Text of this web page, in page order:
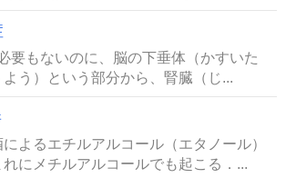
もないのに、脳の下垂体（かすいた
う）という部分から、腎臓（じ...
よるエチルアルコール（エタノール）
にメチルアルコールでも起こる．...